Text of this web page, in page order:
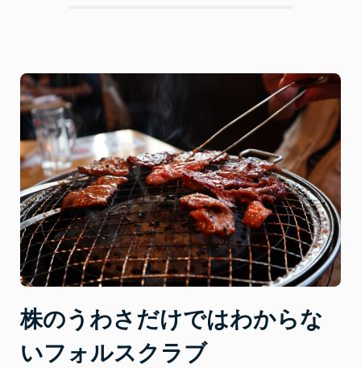
上
が
る
教
育
シ
ス
テ
と
は”
株のうわさだけではわからな
いフォルスクラブ